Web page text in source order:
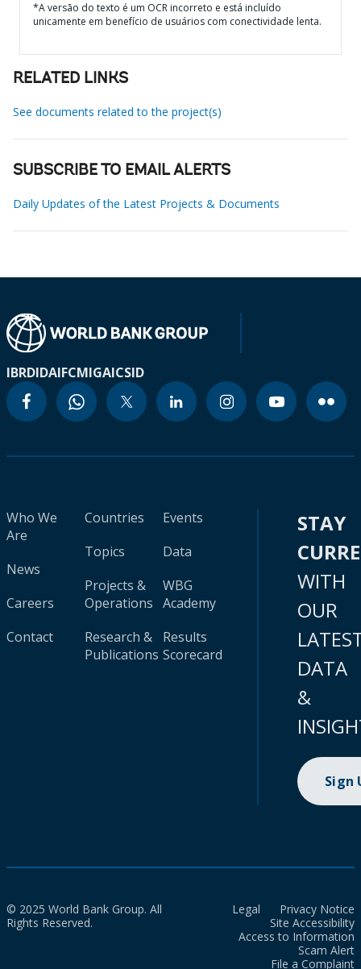
*A versão do texto é um OCR incorreto e está incluído
unicamente em benefício de usuários com conectividade lenta.
RELATED LINKS
See documents related to the project(s)
SUBSCRIBE TO EMAIL ALERTS
Daily Updates of the Latest Projects & Documents
IBRDIDAIFCMIGAICSID
Who We
Are
News
Careers
Contact
Countries
Topics
Projects &
Operations
Research &
Publications
Events
Data
WBG
Academy
Results
Scorecard
STAY
WITH
OUR
DATA
&
Sign
© 2025 World Bank Group. All
Rights Reserved.
Legal
Privacy Notice
Site Accessibility
Access to Information
Scam Alert
File a Complaint